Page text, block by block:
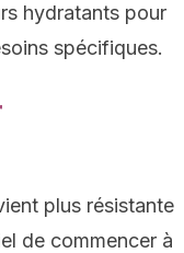
hydratants pour
spécifiques.
plus résistante
de commencer à